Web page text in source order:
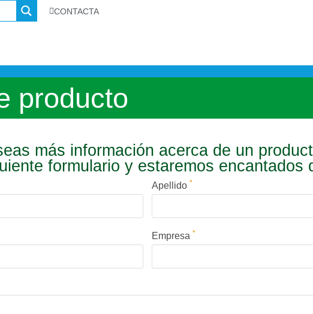
CONTACTA
producto
más información acerca de un
formulario y estaremos encantados
Apellido *
Empresa *